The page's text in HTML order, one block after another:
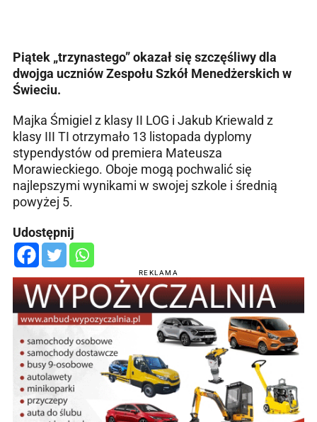
Piątek „trzynastego” okazał się szczęśliwy dla
dwojga uczniów Zespołu Szkół Menedżerskich w
Świeciu.
Majka Śmigiel z klasy II LOG i Jakub Kriewald z
klasy III TI otrzymało 13 listopada dyplomy
stypendystów od premiera Mateusza
Morawieckiego. Oboje mogą pochwalić się
najlepszymi wynikami w swojej szkole i średnią
powyżej 5.
Udostępnij
REKLAMA